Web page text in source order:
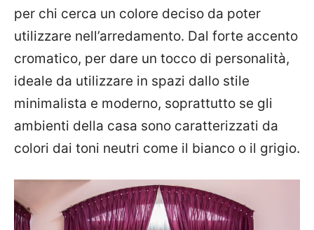
per chi cerca un colore deciso da poter
utilizzare nell’arredamento. Dal forte accento
cromatico, per dare un tocco di personalità,
ideale da utilizzare in spazi dallo stile
minimalista e moderno, soprattutto se gli
ambienti della casa sono caratterizzati da
colori dai toni neutri come il bianco o il grigio.